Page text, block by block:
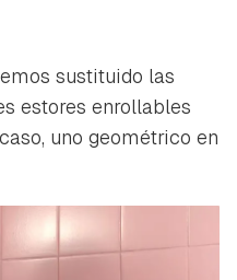
sustituido las
estores enrollables
uno geométrico en